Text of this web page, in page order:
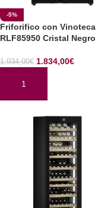
-5%
Friforifico con Vinoteca
RLF85950 Cristal Negro
1.934,00€ 1.834,00€
AÑADIR AL CARRITO